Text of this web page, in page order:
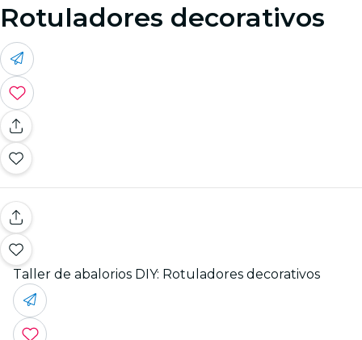
Rotuladores decorativos
Taller de abalorios DIY: Rotuladores decorativos